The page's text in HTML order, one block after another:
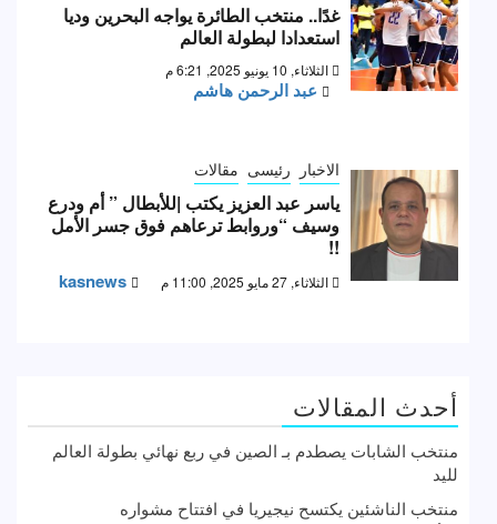
غدًا.. منتخب الطائرة يواجه البحرين وديا
استعدادا لبطولة العالم
الثلاثاء, 10 يونيو 2025, 6:21 م
عبد الرحمن هاشم
الاخبار رئيسى مقالات
ياسر عبد العزيز يكتب |للأبطال ” أم ودرع
وسيف “وروابط ترعاهم فوق جسر الأمل
!!
الثلاثاء, 27 مايو 2025, 11:00 م kasnews
أحدث المقالات
منتخب الشابات يصطدم بـ الصين في ربع نهائي بطولة العالم
لليد
منتخب الناشئين يكتسح نيجيريا في افتتاح مشواره